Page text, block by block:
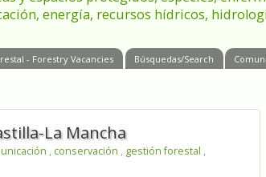
energía, recursos hídricos,
- Forestry Vacancies Búsquedas/Search
La Mancha
, conservación , gestión forestal ,